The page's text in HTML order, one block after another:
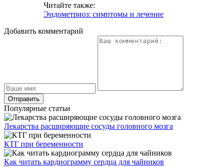
Читайте также:
Эндометриоз: симптомы и лечение
Добавить комментарий
Популярные статьи
Лекарства расширяющие сосуды головного мозга
КТГ при беременности
Как читать кардиограмму сердца для чайников